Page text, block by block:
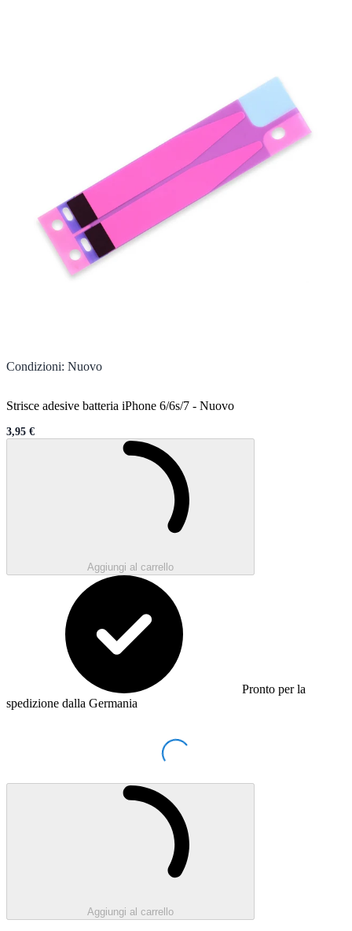
Condizioni: Nuovo
Strisce adesive batteria iPhone 6/6s/7 - Nuovo
Sale price
3,95 €
Aggiungi al carrello
Pronto per la
spedizione dalla Germania
Loading...
Aggiungi al carrello